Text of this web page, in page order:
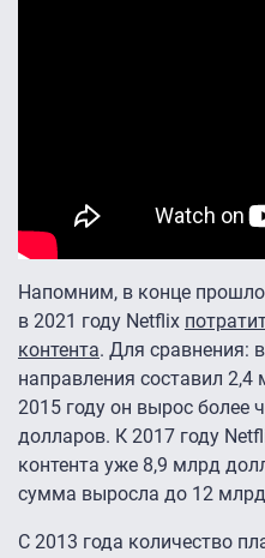
Напомним, в конце
в 2021 году Netflix
контента. Для сравнения:
направления составил
2015 году он вырос более
долларов. К 2017 году
контента уже 8,9 млрд
сумма выросла до 12
С 2013 года количество